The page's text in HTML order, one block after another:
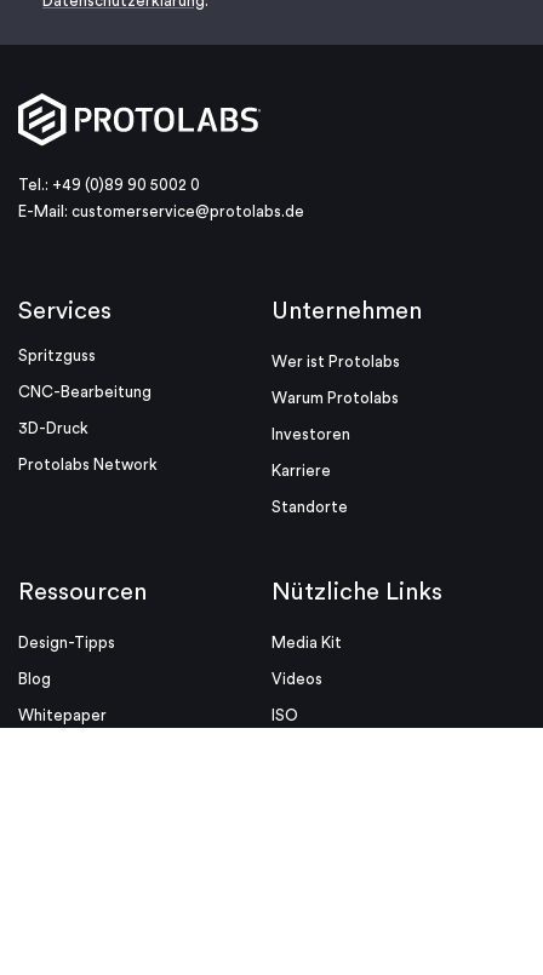
Tel.: +49 (0)89 90 5002 0
E-Mail: customerservice@protolabs.de
Services
Spritzguss
CNC-Bearbeitung
3D-Druck
Protolabs Network
Unternehmen
Wer ist Protolabs
Warum Protolabs
Investoren
Karriere
Standorte
Ressourcen
Design-Tipps
Blog
Whitepaper
Nützliche Links
Media Kit
Videos
ISO